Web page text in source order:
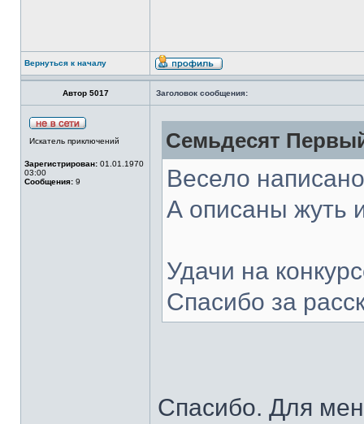
Вернуться к началу
Автор 5017 Заголовок сообщения:
Искатель приключений
Зарегистрирован: 01.01.1970
03:00
Сообщения: 9
Семьдесят
Весело
А описаны жуть
Удачи на
Спасибо за
Спасибо. Для